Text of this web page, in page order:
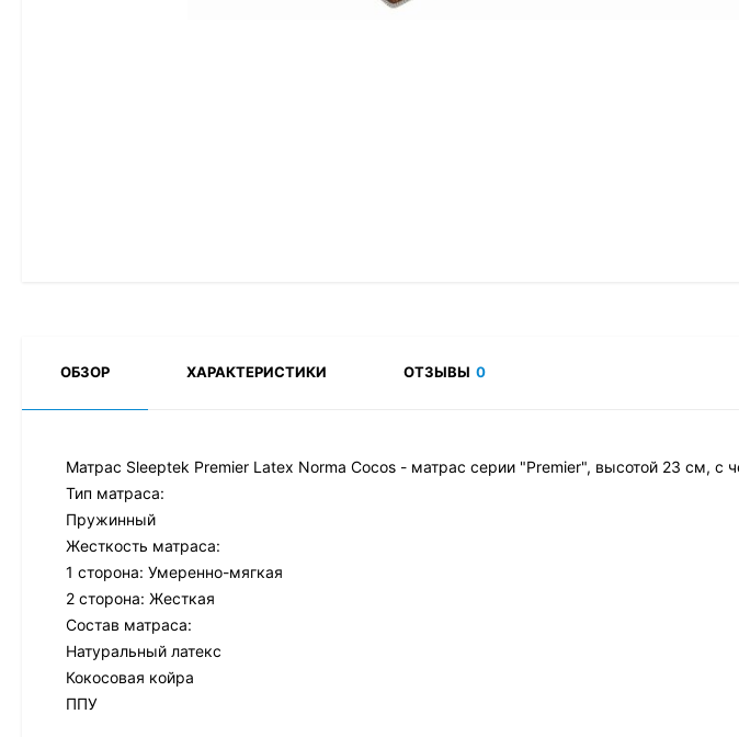
ОБЗОР ХАРАКТЕРИСТИКИ ОТЗЫВЫ 0
Матрас Sleeptek Premier Latex Norma Cocos - матрас серии "Premier", высотой 23 см, с
Тип матраса:
Пружинный
Жесткость матраса:
1 сторона: Умеренно-мягкая
2 сторона: Жесткая
Состав матраса:
Натуральный латекс
Кокосовая койра
ППУ